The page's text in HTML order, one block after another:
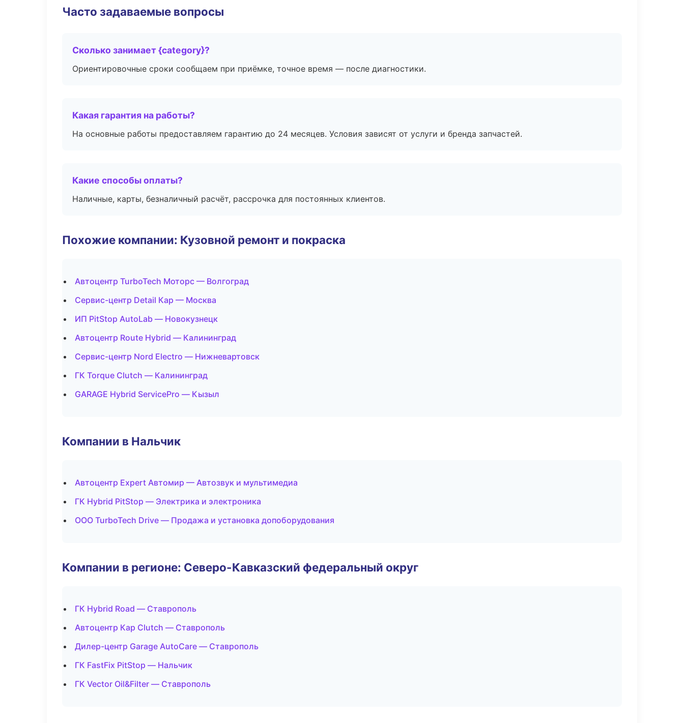
Часто задаваемые вопросы
Сколько занимает {category}?
Ориентировочные сроки сообщаем при приёмке, точное время — после диагностики.
Какая гарантия на работы?
На основные работы предоставляем гарантию до 24 месяцев. Условия зависят от услуги и бренда запчастей.
Какие способы оплаты?
Наличные, карты, безналичный расчёт, рассрочка для постоянных клиентов.
Похожие компании: Кузовной ремонт и покраска
Автоцентр TurboTech Моторс — Волгоград
Сервис-центр Detail Кар — Москва
ИП PitStop AutoLab — Новокузнецк
Автоцентр Route Hybrid — Калининград
Сервис-центр Nord Electro — Нижневартовск
ГК Torque Clutch — Калининград
GARAGE Hybrid ServicePro — Кызыл
Компании в Нальчик
Автоцентр Expert Автомир — Автозвук и мультимедиа
ГК Hybrid PitStop — Электрика и электроника
ООО TurboTech Drive — Продажа и установка допоборудования
Компании в регионе: Северо-Кавказский федеральный округ
ГК Hybrid Road — Ставрополь
Автоцентр Кар Clutch — Ставрополь
Дилер-центр Garage AutoCare — Ставрополь
ГК FastFix PitStop — Нальчик
ГК Vector Oil&Filter — Ставрополь